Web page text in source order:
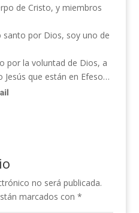
de Cristo, y miembros
santo por Dios, soy uno de
por la voluntad de Dios, a
Jesús que están en Efeso…
no será publicada.
marcados con *